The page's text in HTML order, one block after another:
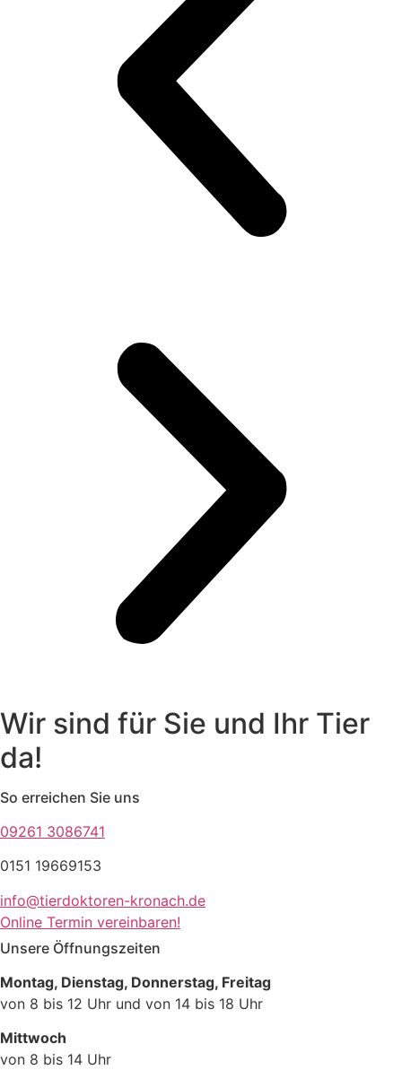
Wir sind für Sie und Ihr Tier
da!
So erreichen Sie uns
09261 3086741
0151 19669153​
info@tierdoktoren-kronach.de
Online Termin vereinbaren!
Unsere Öffnungszeiten
Montag, Dienstag, Donnerstag, Freitag
von 8 bis 12 Uhr und von 14 bis 18 Uhr
Mittwoch
von 8 bis 14 Uhr